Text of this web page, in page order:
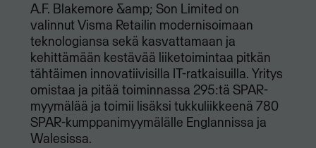
A.F. Blakemore &amp; Son Limited on
valinnut Visma Retailin modernisoimaan
teknologiansa sekä kasvattamaan ja
kehittämään kestävää liiketoimintaa pitkän
tähtäimen innovatiivisilla IT-ratkaisuilla. Yritys
omistaa ja pitää toiminnassa 295:tä SPAR-
myymälää ja toimii lisäksi tukkuliikkeenä 780
SPAR-kumppanimyymälälle Englannissa ja
Walesissa.